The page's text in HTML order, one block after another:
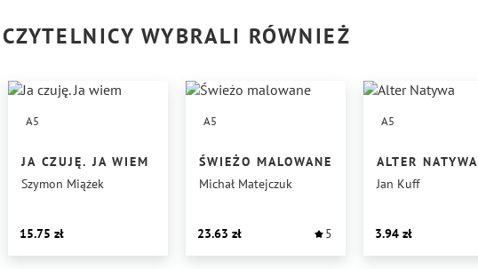
CZYTELNICY WYBRALI RÓWNIEŻ
A5
JA CZUJĘ. JA WIEM
Szymon Miążek
15.75
A5
ŚWIEŻO MALOWANE
Michał Matejczuk
23.63 5
A5
ALTER NATYWA
Jan Kuff
3.94